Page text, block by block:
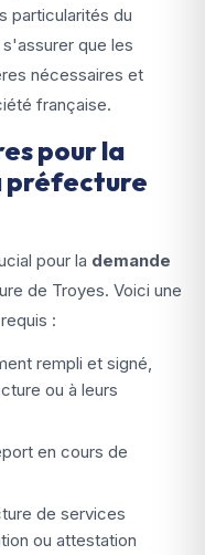
particularités du
que les
nécessaires et
française.
pour la
préfecture
pour la demande
de Troyes. Voici une
:
rempli et signé,
ou à leurs
en cours de
de services
ou attestation